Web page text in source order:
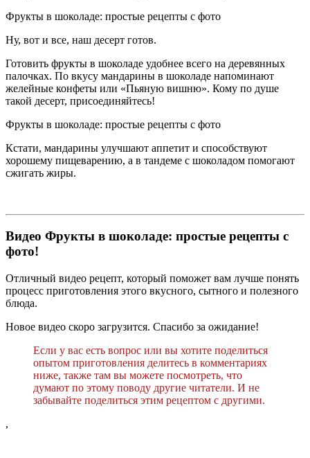
Фрукты в шоколаде: простые рецепты с фото
Ну, вот и все, наш десерт готов.
Готовить фрукты в шоколаде удобнее всего на деревянных
палочках. По вкусу мандарины в шоколаде напоминают
желейные конфеты или «Пьяную вишню». Кому по душе
такой десерт, присоединяйтесь!
Фрукты в шоколаде: простые рецепты с фото
Кстати, мандарины улучшают аппетит и способствуют
хорошему пищеварению, а в тандеме с шоколадом помогают
сжигать жиры.
Видео Фрукты в шоколаде: простые рецепты с
фото!
Отличный видео рецепт, который поможет вам лучше понять
процесс приготовления этого вкусного, сытного и полезного
блюда.
Новое видео скоро загрузится. Спасибо за ожидание!
Если у вас есть вопрос или вы хотите поделиться
опытом приготовления делитесь в комментариях
ниже, также там вы можете посмотреть, что
думают по этому поводу другие читатели. И не
забывайте поделиться этим рецептом с другими.
,